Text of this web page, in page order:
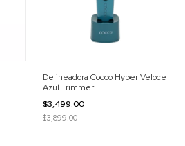
Delineadora Cocco Hyper Veloce
Azul Trimmer
$3,499.00
$3,899.00